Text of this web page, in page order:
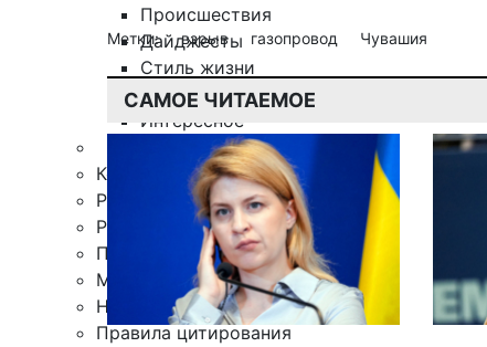
Происшествия
Дайджесты
Стиль жизни
Новости партнеров
Интересное
Контакты
Редакция
Рекламная служба
Поиск по сайту
Мобильное приложение
Награды
Правила цитирования
Метки: взрыв газопровод Чувашия
САМОЕ ЧИТАЕМОЕ